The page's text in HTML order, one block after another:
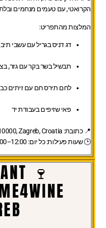
הקרואטי, עם טעמים מנחמים
המלצות מהתפריט:
דג דניס בגריל עם עשבי
תבשיל בשר בקר עם גזר,
לחם תירס חם עם זיתים
פאי שזיפים בעבודת יד
📍כתובת:
🕒שעות פעילות:כל יום: 12:00–22:00